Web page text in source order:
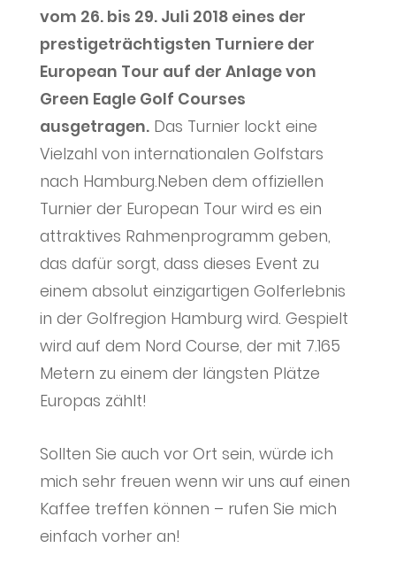
vom 26. bis 29. Juli 2018 eines der
prestigeträchtigsten Turniere der
European Tour auf der Anlage von
Green Eagle Golf Courses
ausgetragen.Das Turnier lockt eine
Vielzahl von internationalen Golfstars
nach Hamburg.Neben dem offiziellen
Turnier der European Tour wird es ein
attraktives Rahmenprogramm geben,
das dafür sorgt, dass dieses Event zu
einem absolut einzigartigen Golferlebnis
in der Golfregion Hamburg wird. Gespielt
wird auf dem Nord Course, der mit 7.165
Metern zu einem der längsten Plätze
Europas zählt!
Sollten Sie auch vor Ort sein, würde ich
mich sehr freuen wenn wir uns auf einen
Kaffee treffen können – rufen Sie mich
einfach vorher an!